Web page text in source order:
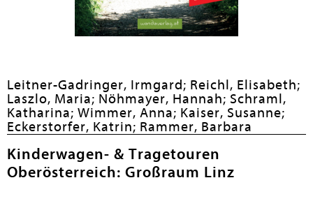
Leitner-Gadringer, Irmgard; Reichl, Elisabeth;
Laszlo, Maria; Nöhmayer, Hannah; Schraml,
Katharina; Wimmer, Anna; Kaiser, Susanne;
Eckerstorfer, Katrin; Rammer, Barbara
Kinderwagen- & Tragetouren
Oberösterreich: Großraum Linz